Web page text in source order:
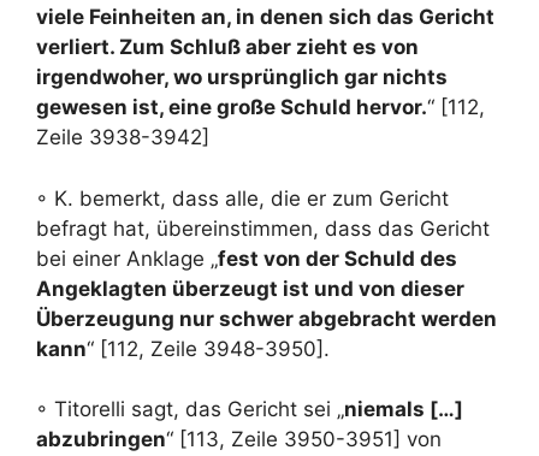
viele Feinheiten an, in denen sich das Gericht
verliert. Zum Schluß aber zieht es von
irgendwoher, wo ursprünglich gar nichts
gewesen ist, eine große Schuld hervor.“ [112,
Zeile 3938-3942]
◦ K. bemerkt, dass alle, die er zum Gericht
befragt hat, übereinstimmen, dass das Gericht
bei einer Anklage „fest von der Schuld des
Angeklagten überzeugt ist und von dieser
Überzeugung nur schwer abgebracht werden
kann“ [112, Zeile 3948-3950].
◦ Titorelli sagt, das Gericht sei „niemals […]
abzubringen“ [113, Zeile 3950-3951] von